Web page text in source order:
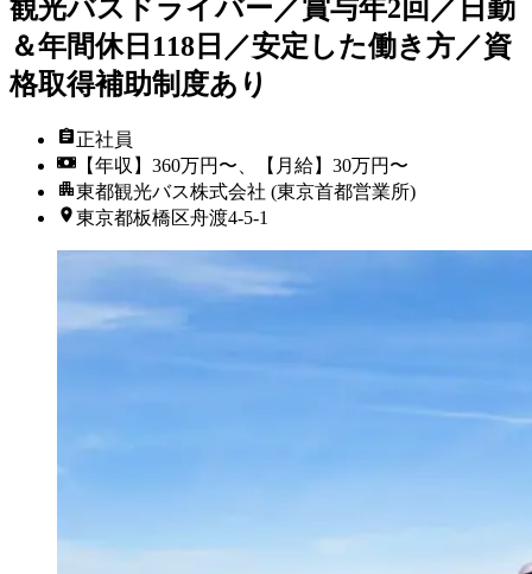
観光バスドライバー／賞与年2回／日勤
＆年間休日118日／安定した働き方／資
格取得補助制度あり
正社員
【年収】360万円〜、【月給】30万円〜
東都観光バス株式会社 (東京首都営業所)
東京都板橋区舟渡4-5-1